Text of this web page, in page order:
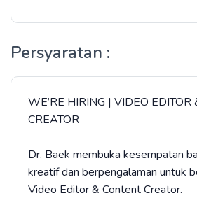
Persyaratan :
WE’RE HIRING | VIDEO EDITOR
CREATOR
Dr. Baek membuka kesempatan
kreatif dan berpengalaman untuk
Video Editor & Content Creator.